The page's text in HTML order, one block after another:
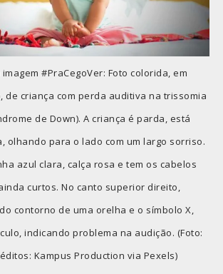
#PraCegoVer: Foto colorida, em
de criança com perda auditiva na trissomia
de Down). A criança é parda, está
olhando para o lado com um largo sorriso.
azul clara, calça rosa e tem os cabelos
curtos. No canto superior direito,
contorno de uma orelha e o símbolo X,
indicando problema na audição. (Foto:
Kampus Production via Pexels)